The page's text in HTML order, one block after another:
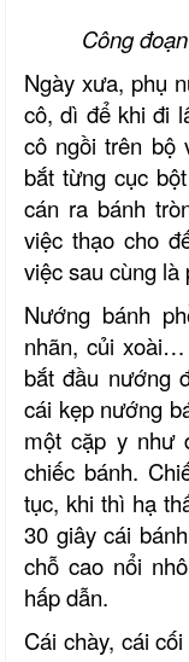
Công
Ngày xưa, phụ
cô, dì để khi đi
cô ngồi trên bộ
bắt từng cục
cán ra bánh
việc thạo cho
việc sau cùng là
Nướng bánh
nhãn, củi
bắt đầu nướng
cái kẹp nướng
một cặp y như
chiếc bánh.
tục, khi thì hạ
30 giây cái
chỗ cao nổi
hấp dẫn.
Cái chày, cái